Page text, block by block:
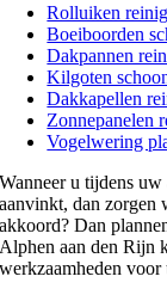
Rolluiken
Boeiboorden
Dakpannen
Kilgoten
Dakkapellen
Zonnepanelen
Vogelwering
Wanneer u tijdens uw
aanvinkt, dan zorgen
akkoord? Dan
Alphen aan den Rijn
werkzaamheden voor